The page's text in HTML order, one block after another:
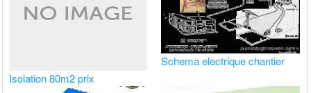
Isolation 80m2 prix
Schema electrique chantier